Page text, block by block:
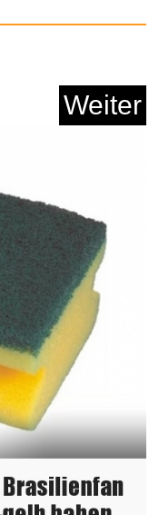
Boots...
Anzeige
Weiter